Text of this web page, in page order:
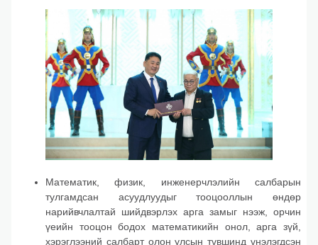
Математик, физик, инженерчлэлийн салбарын
тулгамдсан асуудлуудыг тооцооллын өндөр
нарийвчлалтай шийдвэрлэх арга замыг нээж, орчин
үеийн тооцон бодох математикийн онол, арга зүй,
хэрэглээний салбарт олон улсын түвшинд үнэлэгдсэн